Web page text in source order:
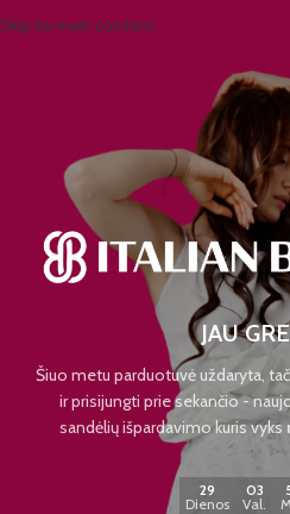
Skip to main content
JAU
Šiuo metu parduotuvė uždaryta,
ir prisijungti prie sekančio -
sandėlių išpardavimo kuris vyks
29
Dienos
03
Val.